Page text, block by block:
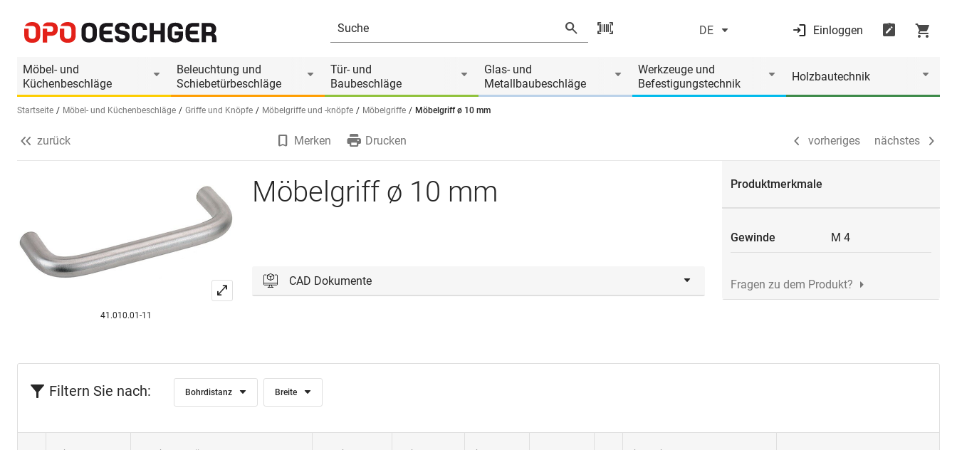
DE Einloggen
Möbel- und
Küchenbeschläge
Beleuchtung und
Schiebetürbeschläge
Tür- und
Baubeschläge
Glas- und
Metallbaubeschläge
Werkzeuge und
Befestigungstechnik
Holzbautechnik
Sprache wählen (DE)
Startseite Möbel- und Küchenbeschläge Griffe und Knöpfe Möbelgriffe und -knöpfe Möbelgriffe Möbelgriff ø 10 mm
Produktinformationen
Passendes Zubehör vorheriges nächstes
zurück Merken Drucken vorheriges nächstes
41.010.01-11
Möbelgriff ø 10 mm
CAD Dokumente
Einloggen
Produktmerkmale
Gewinde M 4
Fragen zu dem Produkt?
Filtern Sie nach: Bohrdistanz Breite